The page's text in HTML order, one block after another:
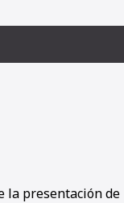
la presentación de